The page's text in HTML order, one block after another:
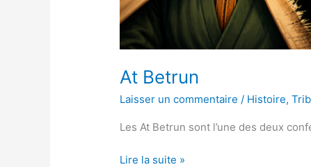
At Betrun
Laisser un commentaire / Histoire,
Les At Betrun sont l’une des deux
Lire la suite »